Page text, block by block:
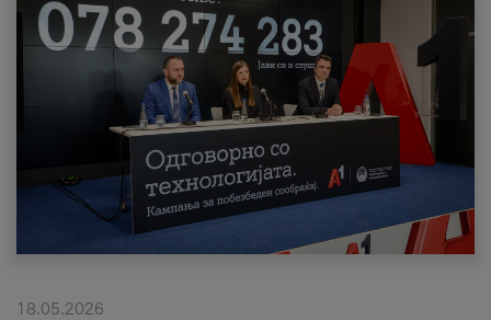
МК EN SQ
Деловни
Поддршка
Надополни кредит
18.05.2026